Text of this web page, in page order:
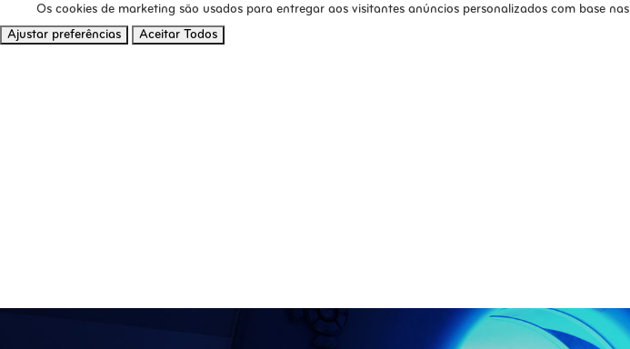
Os cookies de marketing são usados para entregar aos visitantes anúncios personalizados com base
Ajustar preferências
Aceitar Todos